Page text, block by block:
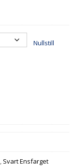
Nullstill
, Svart Ensfarget